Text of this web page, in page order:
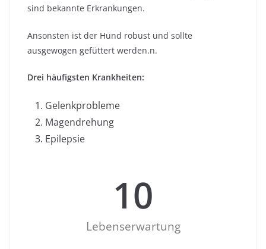
sind bekannte Erkrankungen.
Ansonsten ist der Hund robust und sollte
ausgewogen gefüttert werden.n.
Drei häufigsten Krankheiten:
Gelenkprobleme
Magendrehung
Epilepsie
Lebenserwartung
10